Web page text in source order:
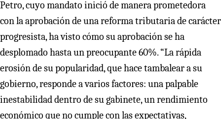
Petro, cuyo mandato inició de manera prometedora
con la aprobación de una reforma tributaria de carácter
progresista, ha visto cómo su aprobación se ha
desplomado hasta un preocupante 60%. “La rápida
erosión de su popularidad, que hace tambalear a su
gobierno, responde a varios factores: una palpable
inestabilidad dentro de su gabinete, un rendimiento
económico que no cumple con las expectativas,